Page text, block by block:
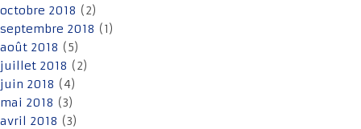
octobre 2018 (2)
septembre 2018 (1)
août 2018 (5)
juillet 2018 (2)
juin 2018 (4)
mai 2018 (3)
avril 2018 (3)